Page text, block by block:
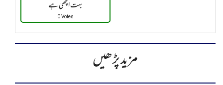
بہت اچھی ہے
0 Votes
مزید پڑھیں